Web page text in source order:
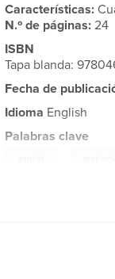
Características:
N.º de páginas:24
ISBN
Tapa blanda:
Fecha de
Idioma English
Palabras clave